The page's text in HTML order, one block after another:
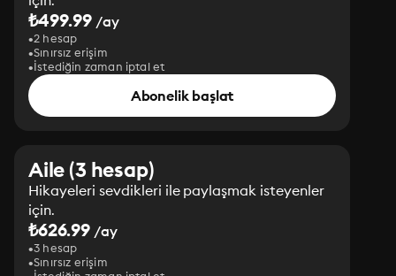
₺499.99 /ay
2 hesap
Sınırsız erişim
İstediğin zaman iptal et
Abonelik başlat
Aile (3 hesap)
Hikayeleri sevdikleri ile paylaşmak isteyenler
için.
₺626.99 /ay
3 hesap
Sınırsız erişim